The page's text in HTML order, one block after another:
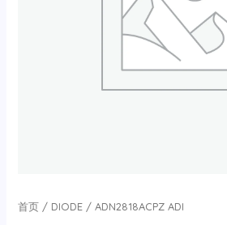
首页/ DIODE/ ADN2818ACPZ ADI